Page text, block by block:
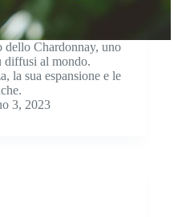
dello Chardonnay, uno
diffusi al mondo.
la sua espansione e le
3, 2023